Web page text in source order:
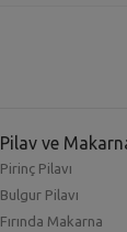
Pilav ve
Pirinç Pilavı
Bulgur Pilavı
Fırında Makarna